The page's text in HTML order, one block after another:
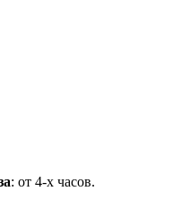
: от 4-х часов.